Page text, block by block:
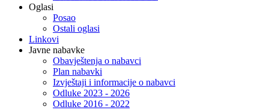
Oglasi
Posao
Ostali oglasi
Linkovi
Javne nabavke
Obavještenja o nabavci
Plan nabavki
Izvještaji i informacije o nabavci
Odluke 2023 - 2026
Odluke 2016 - 2022